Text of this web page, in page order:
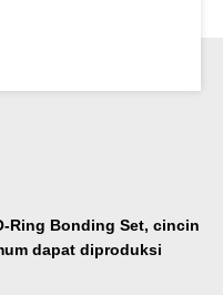
Ring Bonding Set, cincin
dapat diproduksi